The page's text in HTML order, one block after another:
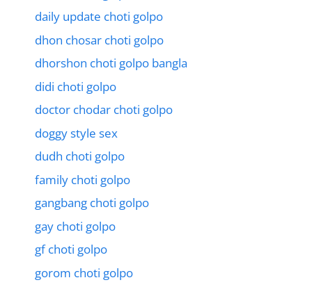
daily update choti golpo
dhon chosar choti golpo
dhorshon choti golpo bangla
didi choti golpo
doctor chodar choti golpo
doggy style sex
dudh choti golpo
family choti golpo
gangbang choti golpo
gay choti golpo
gf choti golpo
gorom choti golpo